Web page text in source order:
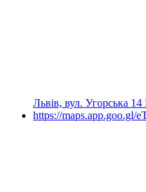
Львів, вул. Угорська
https://maps.app.goo.gl/